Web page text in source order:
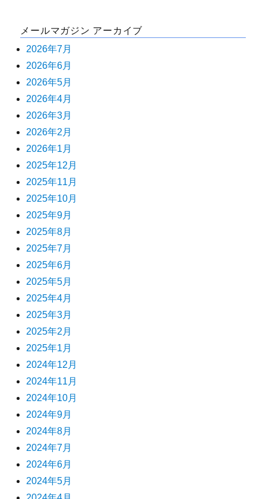
メールマガジン アーカイブ
2026年7月
2026年6月
2026年5月
2026年4月
2026年3月
2026年2月
2026年1月
2025年12月
2025年11月
2025年10月
2025年9月
2025年8月
2025年7月
2025年6月
2025年5月
2025年4月
2025年3月
2025年2月
2025年1月
2024年12月
2024年11月
2024年10月
2024年9月
2024年8月
2024年7月
2024年6月
2024年5月